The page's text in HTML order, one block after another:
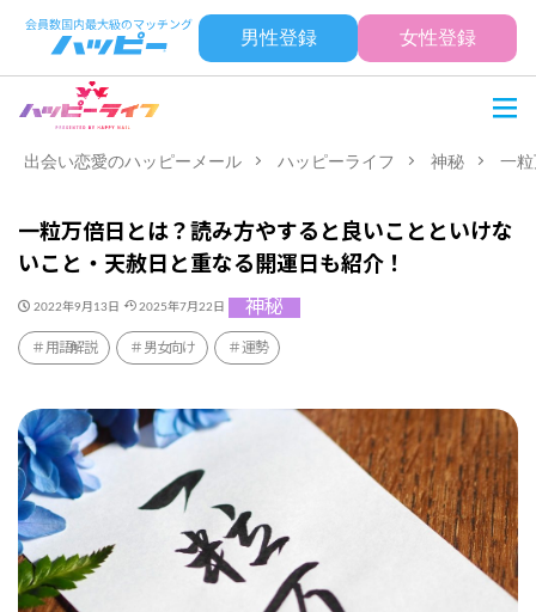
男性登録 女性登録
出会い恋愛のハッピーメール ハッピーライフ 神秘 一
一粒万倍日とは？読み方やすると良いことといけな
いこと・天赦日と重なる開運日も紹介！
2022年9月13日 2025年7月22日 神秘
用語解説 男女向け 運勢